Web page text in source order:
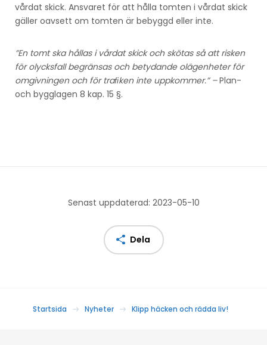
vårdat skick. Ansvaret för att hålla tomten i vårdat skick
gäller oavsett om tomten är bebyggd eller inte.
”En tomt ska hållas i vårdat skick och skötas så att risken
för olycksfall begränsas och betydande olägenheter för
omgivningen och för traﬁken inte uppkommer.” –Plan-
och bygglagen 8 kap. 15 §.
Senast uppdaterad: 2023-05-10
Dela
Startsida Nyheter Klipp häcken och rädda liv!